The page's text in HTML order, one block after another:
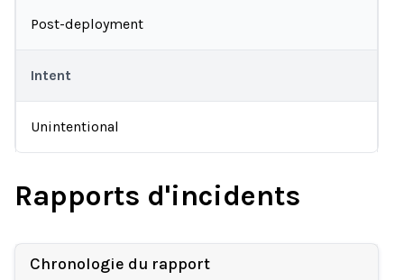
Post-deployment
Intent
Unintentional
Rapports d'incidents
Chronologie du rapport